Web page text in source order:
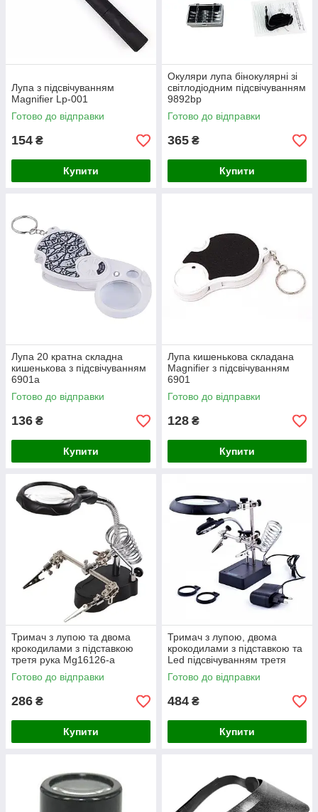
Лупа з підсвічуванням
Magnifier Lp-001
Готово до відправки
154 ₴
Купити
Окуляри лупа бінокулярні зі
світлодіодним підсвічуванням
9892bp
Готово до відправки
365 ₴
Купити
Лупа 20 кратна складна
кишенькова з підсвічуванням
6901a
Готово до відправки
136 ₴
Купити
Лупа кишенькова складана
Magnifier з підсвічуванням
6901
Готово до відправки
128 ₴
Купити
Тримач з лупою та двома
крокодилами з підставкою
третя рука Mg16126-a
Готово до відправки
286 ₴
Купити
Тримач з лупою, двома
крокодилами з підставкою та
Led підсвічуванням третя
рука Mg16129-c
Готово до відправки
484 ₴
Купити